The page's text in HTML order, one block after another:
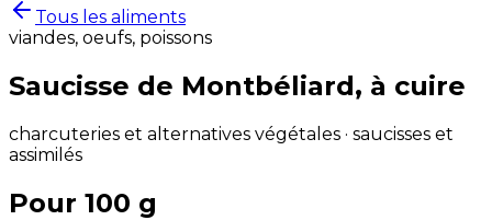
Tous les aliments
viandes, oeufs, poissons
Saucisse de Montbéliard, à cuire
charcuteries et alternatives végétales · saucisses et
assimilés
Pour 100 g